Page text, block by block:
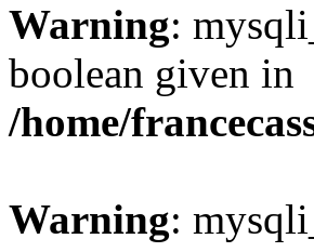
Warning:
boolean given in
/home/
Warning: